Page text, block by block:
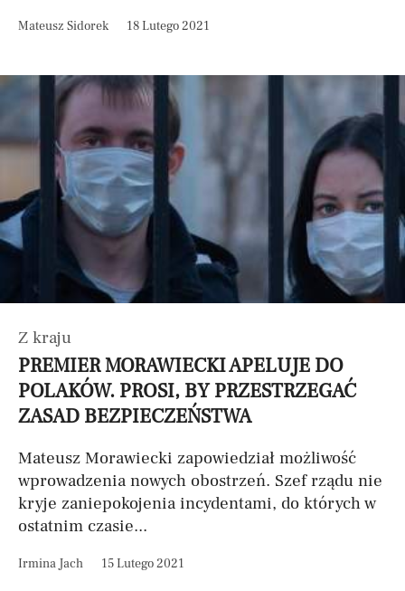
Mateusz Sidorek 18 Lutego 2021
Z kraju
PREMIER MORAWIECKI APELUJE DO
POLAKÓW. PROSI, BY PRZESTRZEGAĆ
ZASAD BEZPIECZEŃSTWA
Mateusz Morawiecki zapowiedział możliwość
wprowadzenia nowych obostrzeń. Szef rządu nie
kryje zaniepokojenia incydentami, do których w
ostatnim czasie...
Irmina Jach 15 Lutego 2021